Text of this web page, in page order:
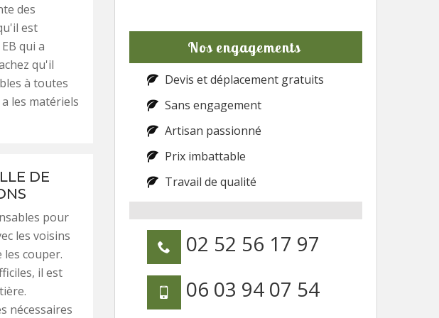
des
est
qui a
qu'il
à toutes
les matériels
DE
pour
les voisins
les couper.
il est
nécessaires
Nos engagements
Devis et déplacement gratuits
Sans engagement
Artisan passionné
Prix imbattable
Travail de qualité
02 52 56 17 97
06 03 94 07 54